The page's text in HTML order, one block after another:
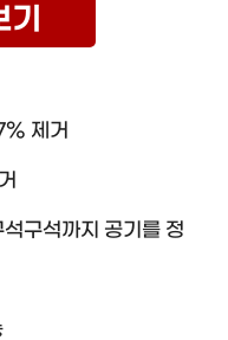
제거
구석까지 공기를 정